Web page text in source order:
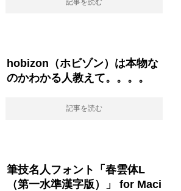
記事を読む
hobizon（ホビゾン）は本物な
のかわかる人教えて。。。。
記事を読む
筆技名人フォント「春雲体L
（第一水準漢字版）」 for Maci